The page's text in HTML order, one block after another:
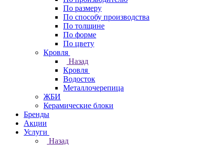
По размеру
По способу производства
По толщине
По форме
По цвету
Кровля
Назад
Кровля
Водосток
Металлочерепица
ЖБИ
Керамические блоки
Бренды
Акции
Услуги
Назад